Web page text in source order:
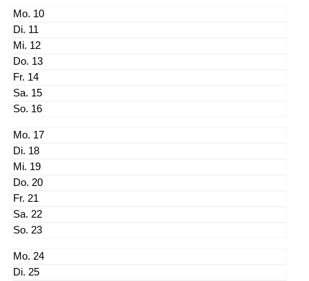
10
11
12
13
14
15
16
17
18
19
20
21
22
23
24
25